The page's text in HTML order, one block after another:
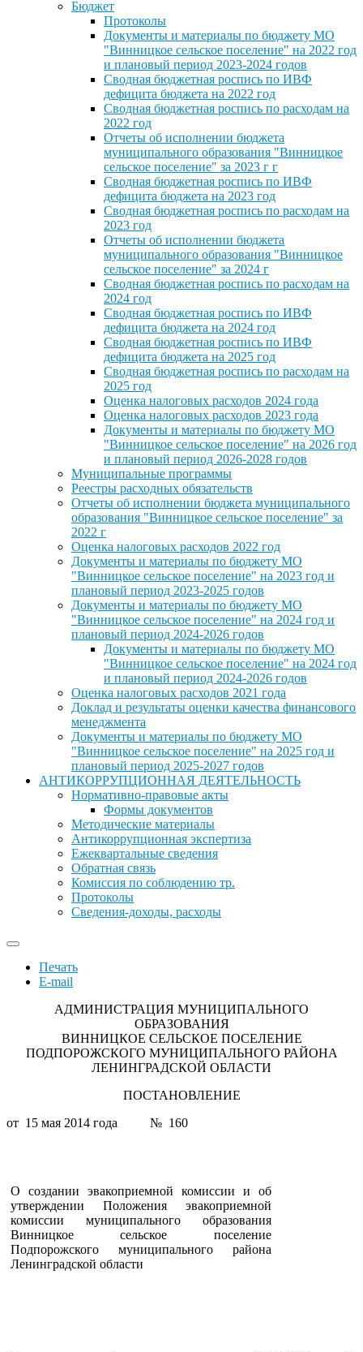
Бюджет
Протоколы
Документы и материалы по бюджету МО
"Винницкое сельское поселение" на 2022 год
и плановый период 2023-2024 годов
Сводная бюджетная роспись по ИВФ
дефицита бюджета на 2022 год
Сводная бюджетная роспись по расходам на
2022 год
Отчеты об исполнении бюджета
муниципального образования "Винницкое
сельское поселение" за 2023 г г
Сводная бюджетная роспись по ИВФ
дефицита бюджета на 2023 год
Сводная бюджетная роспись по расходам на
2023 год
Отчеты об исполнении бюджета
муниципального образования "Винницкое
сельское поселение" за 2024 г
Сводная бюджетная роспись по расходам на
2024 год
Сводная бюджетная роспись по ИВФ
дефицита бюджета на 2024 год
Сводная бюджетная роспись по ИВФ
дефицита бюджета на 2025 год
Сводная бюджетная роспись по расходам на
2025 год
Оценка налоговых расходов 2024 года
Оценка налоговых расходов 2023 года
Документы и материалы по бюджету МО
"Винницкое сельское поселение" на 2026 год
и плановый период 2026-2028 годов
Муниципальные программы
Реестры расходных обязательств
Отчеты об исполнении бюджета муниципального
образования "Винницкое сельское поселение" за
2022 г
Оценка налоговых расходов 2022 год
Документы и материалы по бюджету МО
"Винницкое сельское поселение" на 2023 год и
плановый период 2023-2025 годов
Документы и материалы по бюджету МО
"Винницкое сельское поселение" на 2024 год и
плановый период 2024-2026 годов
Документы и материалы по бюджету МО
"Винницкое сельское поселение" на 2024 год
и плановый период 2024-2026 годов
Оценка налоговых расходов 2021 года
Доклад и результаты оценки качества финансового
менеджмента
Документы и материалы по бюджету МО
"Винницкое сельское поселение" на 2025 год и
плановый период 2025-2027 годов
АНТИКОРРУПЦИОННАЯ ДЕЯТЕЛЬНОСТЬ
Нормативно-правовые акты
Формы документов
Методические материалы
Антикоррупционная экспертиза
Ежеквартальные сведения
Обратная связь
Комиссия по соблюдению тр.
Протоколы
Сведения-доходы, расходы
Печать
E-mail
АДМИНИСТРАЦИЯ МУНИЦИПАЛЬНОГО
ОБРАЗОВАНИЯ
ВИННИЦКОЕ СЕЛЬСКОЕ ПОСЕЛЕНИЕ
ПОДПОРОЖСКОГО МУНИЦИПАЛЬНОГО РАЙОНА
ЛЕНИНГРАДСКОЙ ОБЛАСТИ
ПОСТАНОВЛЕНИЕ
от 15 мая 2014 года № 160
О создании эвакоприемной комиссии и об
утверждении Положения эвакоприемной
комиссии муниципального образования
Винницкое сельское поселение
Подпорожского муниципального района
Ленинградской области